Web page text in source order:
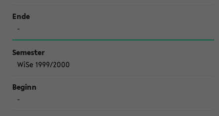
-
WiSe 1999/2000
-